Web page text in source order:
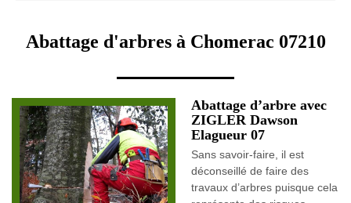
Abattage d'arbres à Chomerac 07210
Abattage d’arbre avec
ZIGLER Dawson
Elagueur 07
Sans savoir-faire, il est
déconseillé de faire des
travaux d’arbres puisque cela